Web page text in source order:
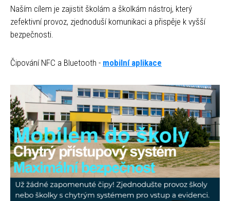
Naším cílem je zajistit školám a školkám nástroj, který
zefektivní provoz, zjednoduší komunikaci a přispěje k vyšší
bezpečnosti.
Čipování NFC a Bluetooth - mobilní aplikace